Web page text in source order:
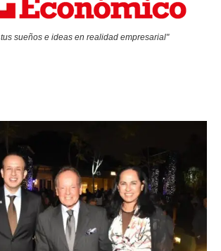
sueños e ideas en realidad empresarial"